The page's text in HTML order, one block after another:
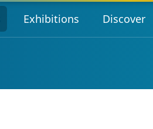
Exhibitions Discover